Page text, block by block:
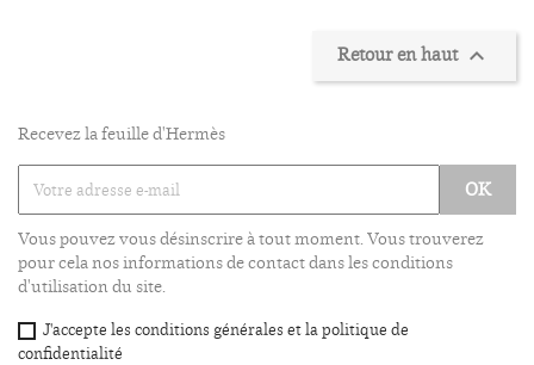
Retour en haut 
Recevez la feuille d'Hermès
Vous pouvez vous désinscrire à tout moment. Vous trouverez
pour cela nos informations de contact dans les conditions
d'utilisation du site.
J'accepte les conditions générales et la politique de
confidentialité